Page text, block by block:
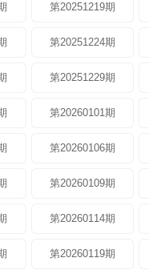
第20251219期
第20251224期
第20251229期
第20260101期
第20260106期
第20260109期
第20260114期
第20260119期